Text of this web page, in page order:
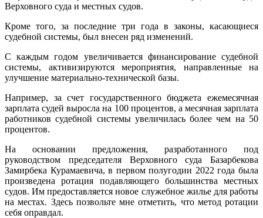
Верховного суда и местных судов.
Кроме того, за последние три года в законы, касающиеся
судебной системы, был внесен ряд изменений.
С каждым годом увеличивается финансирование судебной
системы, активизируются мероприятия, направленные на
улучшение материально-технической базы.
Например, за счет государственного бюджета ежемесячная
зарплата судей выросла на 100 процентов, а месячная зарплата
работников судебной системы увеличилась более чем на 50
процентов.
На основании предложения, разработанного под
руководством председателя Верховного суда Базарбекова
Замирбека Курамаевича, в первом полугодии 2022 года была
произведена ротация подавляющего большинства местных
судов. Им предоставляется новое служебное жилье для работы
на местах. Здесь позвольте мне отметить, что метод ротации
себя оправдал.